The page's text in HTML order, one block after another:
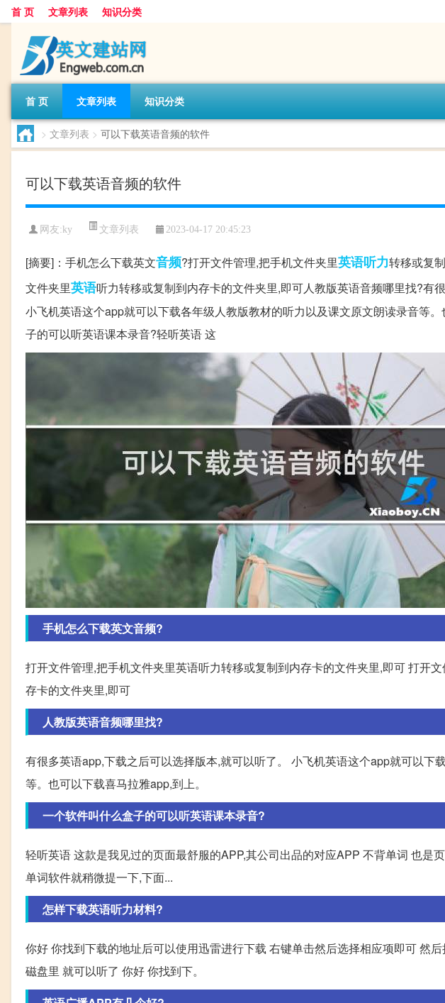
首 页 文章列表 知识分类
首 页 文章列表 知识分类
> 文章列表 > 可以下载英语音频的软件
可以下载英语音频的软件
网友: ky 文章列表 2023-04-17 20:45:23
[摘要]：手机怎么下载英文音频?打开文件管理,把手机文件夹里英语听力转移或复
文件夹里英语听力转移或复制到内存卡的文件夹里,即可人教版英语音频哪里找?有
小飞机英语这个app就可以下载各年级人教版教材的听力以及课文原文朗读录音等
子的可以听英语课本录音?轻听英语 这
手机怎么下载英文音频?
打开文件管理,把手机文件夹里英语听力转移或复制到内存卡的文件夹里,即可 打开
存卡的文件夹里,即可
人教版英语音频哪里找?
有很多英语app,下载之后可以选择版本,就可以听了。 小飞机英语这个app就可以下
等。也可以下载喜马拉雅app,到上。
一个软件叫什么盒子的可以听英语课本录音?
轻听英语 这款是我见过的页面最舒服的APP,其公司出品的对应APP 不背单词 也是
单词软件就稍微提一下,下面...
怎样下载英语听力材料?
你好 你找到下载的地址后可以使用迅雷进行下载 右键单击然后选择相应项即可 然
磁盘里 就可以听了 你好 你找到下。